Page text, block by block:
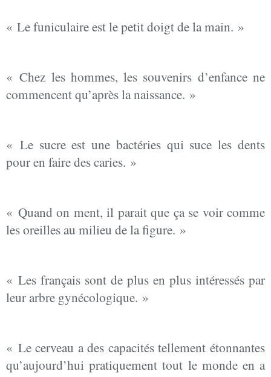
« Le funiculaire est le petit doigt de la main. »
« Chez les hommes, les souvenirs d’enfance ne
commencent qu’après la naissance. »
« Le sucre est une bactéries qui suce les dents
pour en faire des caries. »
« Quand on ment, il parait que ça se voir comme
les oreilles au milieu de la figure. »
« Les français sont de plus en plus intéressés par
leur arbre gynécologique. »
« Le cerveau a des capacités tellement étonnantes
qu’aujourd’hui pratiquement tout le monde en a